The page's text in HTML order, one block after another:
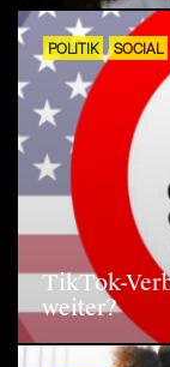
POLITIK SOCIAL
TikTok-
weiter?